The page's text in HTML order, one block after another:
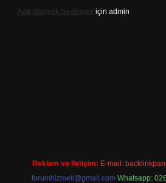
Azık düzmek ne demek için admin
Reklam ve İletişim: E-mail:
forumhizmeti@gmail.com Whatsapp: